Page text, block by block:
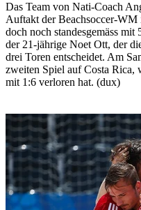
Das Team von Nati-Coach
Auftakt der Beachsoccer-WM
doch noch standesgemäss
der 21-jährige Noet Ott, der
drei Toren entscheidet. Am
zweiten Spiel auf Costa Rica,
mit 1:6 verloren hat. (dux)